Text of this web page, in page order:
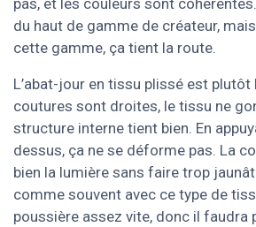
pas, et les couleurs sont
du haut de gamme de créateur,
cette gamme, ça tient la route.
L’abat-jour en tissu plissé est plutôt
coutures sont droites, le tissu ne
structure interne tient bien. En
dessus, ça ne se déforme pas. La
bien la lumière sans faire trop
comme souvent avec ce type de
poussière assez vite, donc il faudra